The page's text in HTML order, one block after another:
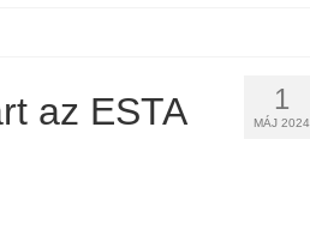
1
MÁJ 2024
az ESTA